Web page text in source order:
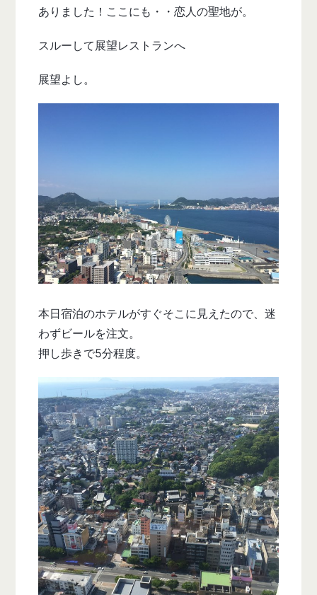
ありました！ここにも・・恋人の聖地が。
スルーして展望レストランへ
展望よし。
本日宿泊のホテルがすぐそこに見えたので、迷
わずビールを注文。
押し歩きで5分程度。